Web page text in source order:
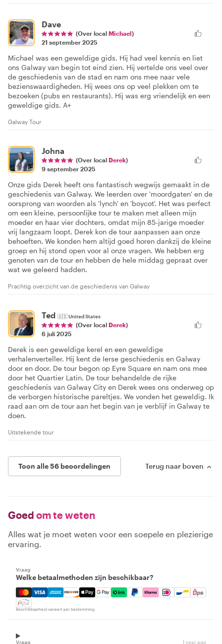
Dave
(Over local Michael)
21 september 2025
Michael was een geweldige gids. Hij had veel kennis en liet
ons Galway van begin tot eind zien. Hij vertelde ons veel over
de geschiedenis van de stad en nam ons mee naar vele
bezienswaardigheden. Hij wees ons op veel plekken om te
bezoeken (pubs en restaurants). Hij was erg vriendelijk en een
geweldige gids. A+
Galway Tour
Johna
(Over local Derek)
9 september 2025
Onze gids Derek heeft ons fantastisch wegwijs gemaakt in de
geschiedenis van Galway. We leerden over 'moordgaten' en de
oorsprong van woorden als 'lynch' en 'boycot'. Het was perfect
om een kleine, persoonlijke tour te maken met alleen mijn
moeder en haar vier dochters, omdat mijn 85-jarige moeder
vrij langzaam loopt. Derek kon de tour aanpassen aan onze
behoeften. We konden hem altijd goed horen dankzij de kleine
groep en hij stond open voor al onze vragen. We hebben erg
genoten van de tour en hebben de hele middag gepraat over
wat we geleerd hadden.
Prachtig overzicht van de geschiedenis van Galway
Ted 🇺🇸United States
(Over local Derek)
6 juli 2025
Derek is een geweldige kerel en een geweldige
verhalenverteller. Hij kent de Ierse geschiedenis en Galway
door en door. De tour begon op Eyre Square en nam ons mee
door het Quartier Latin. De tour behandelde de rijke
geschiedenis van Galway City en Derek wees ons onderweg op
de verborgen historische pareltjes. We vonden het geweldig. Ik
raad aan om de tour aan het begin van je verblijf in Galway te
doen.
Uitstekende tour
Toon alle 56 beoordelingen Terug naar boven
Goed om te weten
Alles wat je moet weten voor een soepele en plezierige
ervaring.
Vraag
Welke betaalmethoden zijn beschikbaar?
Mastercard, Visa, Amex, Discover, Apple Pay, Google
Beschikbaarheid varieert per bestemming
Vraag 1 year ago